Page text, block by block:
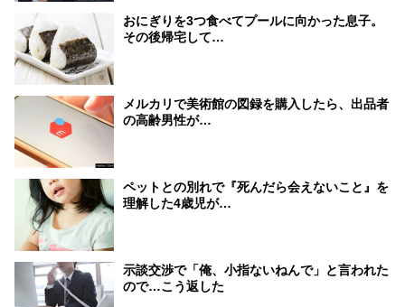
おにぎりを3つ食べてプールに向かった息子。
その後帰宅して…
メルカリで美術館の図録を購入したら、出品者
の高齢男性が…
ペットとの別れで『死んだら会えないこと』を
理解した4歳児が…
示談交渉で「俺、小指ないねんで」と言われた
ので…こう返した